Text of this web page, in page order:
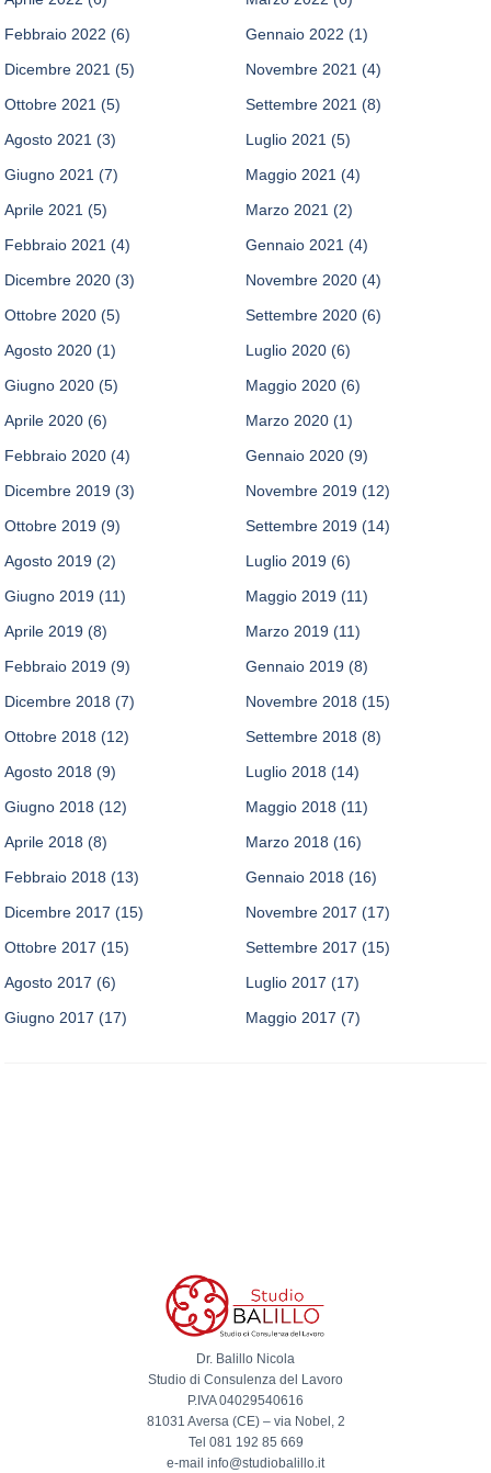
Febbraio 2022 (6) Gennaio 2022 (1)
Dicembre 2021 (5) Novembre 2021 (4)
Ottobre 2021 (5) Settembre 2021 (8)
Agosto 2021 (3) Luglio 2021 (5)
Giugno 2021 (7) Maggio 2021 (4)
Aprile 2021 (5) Marzo 2021 (2)
Febbraio 2021 (4) Gennaio 2021 (4)
Dicembre 2020 (3) Novembre 2020 (4)
Ottobre 2020 (5) Settembre 2020 (6)
Agosto 2020 (1) Luglio 2020 (6)
Giugno 2020 (5) Maggio 2020 (6)
Aprile 2020 (6) Marzo 2020 (1)
Febbraio 2020 (4) Gennaio 2020 (9)
Dicembre 2019 (3) Novembre 2019 (12)
Ottobre 2019 (9) Settembre 2019 (14)
Agosto 2019 (2) Luglio 2019 (6)
Giugno 2019 (11) Maggio 2019 (11)
Aprile 2019 (8) Marzo 2019 (11)
Febbraio 2019 (9) Gennaio 2019 (8)
Dicembre 2018 (7) Novembre 2018 (15)
Ottobre 2018 (12) Settembre 2018 (8)
Agosto 2018 (9) Luglio 2018 (14)
Giugno 2018 (12) Maggio 2018 (11)
Aprile 2018 (8) Marzo 2018 (16)
Febbraio 2018 (13) Gennaio 2018 (16)
Dicembre 2017 (15) Novembre 2017 (17)
Ottobre 2017 (15) Settembre 2017 (15)
Agosto 2017 (6) Luglio 2017 (17)
Giugno 2017 (17) Maggio 2017 (7)
Dr. Balillo Nicola
Studio di Consulenza del Lavoro
P.IVA 04029540616
81031 Aversa (CE) – via Nobel, 2
Tel 081 192 85 669
e-mail info@studiobalillo.it